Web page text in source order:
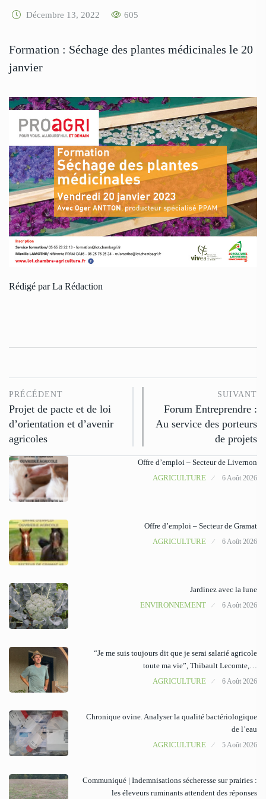
Décembre 13, 2022 605
Formation : Séchage des plantes médicinales le 20
janvier
Rédigé par La Rédaction
PRÉCÉDENT
Projet de pacte et de loi
d’orientation et d’avenir
agricoles
SUIVANT
Forum Entreprendre :
Au service des porteurs
de projets
Offre d’emploi – Secteur de Livernon
AGRICULTURE
6 Août 2026
Offre d’emploi – Secteur de Gramat
AGRICULTURE
6 Août 2026
Jardinez avec la lune
ENVIRONNEMENT
6 Août 2026
“Je me suis toujours dit que je serai salarié agricole
toute ma vie”, Thibault Lecomte,…
AGRICULTURE
6 Août 2026
Chronique ovine. Analyser la qualité bactériologique
de l’eau
AGRICULTURE
5 Août 2026
Communiqué | Indemnisations sécheresse sur prairies :
les éleveurs ruminants attendent des réponses